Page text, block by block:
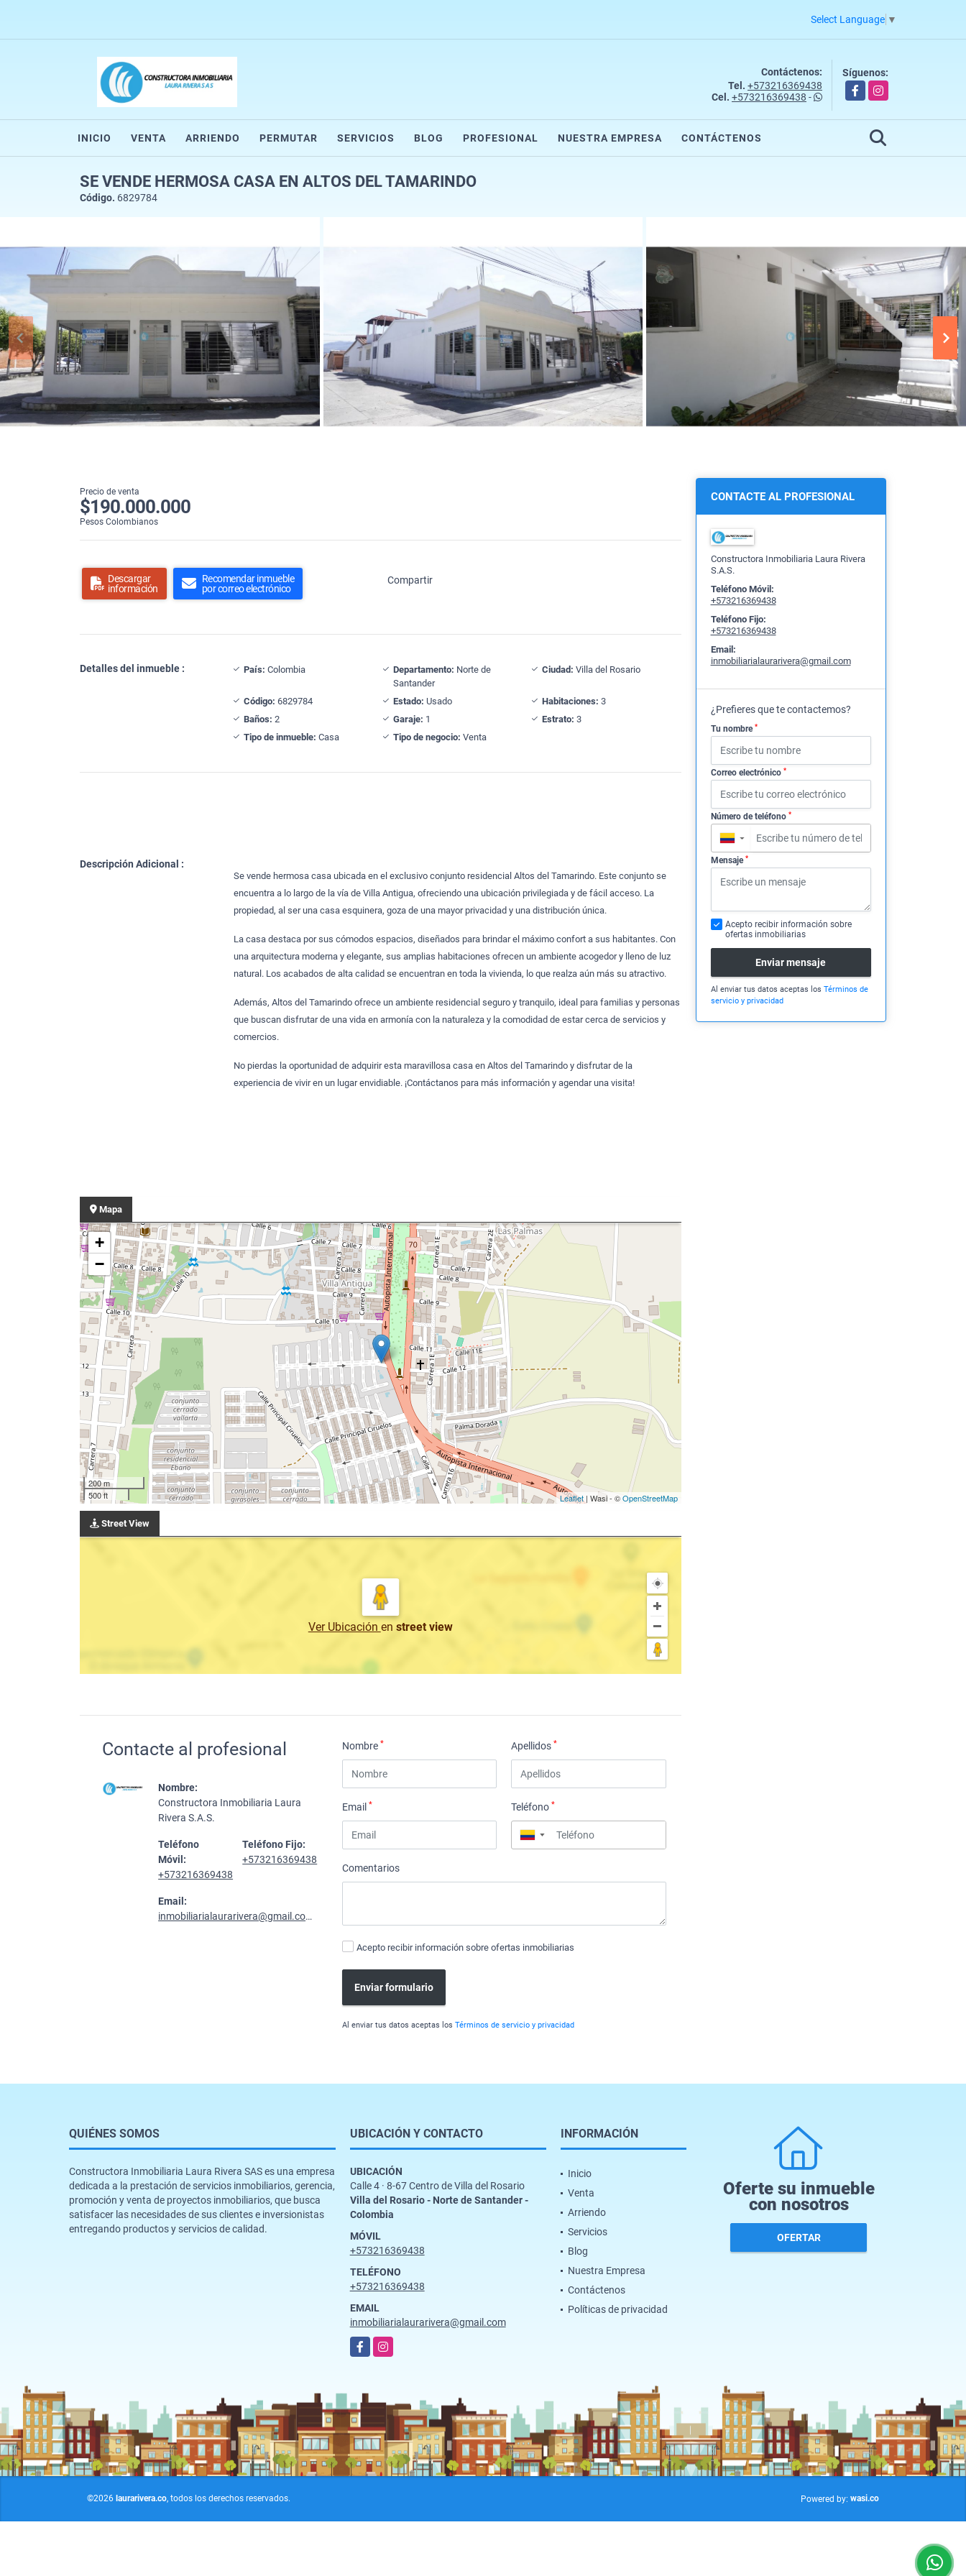
Select Language ▼
Contáctenos:
Tel. +573216369438
Cel. +573216369438 -
Síguenos:
FacebookInstagram
INICIO VENTA ARRIENDO PERMUTAR SERVICIOS BLOG PROFESIONAL NUESTRA EMPRESA CONTÁCTENOS
SE VENDE HERMOSA CASA EN ALTOS DEL TAMARINDO
Código. 6829784
Precio de venta
$190.000.000
Pesos Colombianos
Descargar
información
Recomendar inmueble
por correo electrónico
Compartir
Detalles del inmueble : País: Colombia Departamento: Norte de
Santander
Ciudad: Villa del Rosario
Código: 6829784 Estado: Usado Habitaciones: 3
Baños: 2 Garaje: 1 Estrato: 3
Tipo de inmueble: Casa Tipo de negocio: Venta
Descripción Adicional :
Se vende hermosa casa ubicada en el exclusivo conjunto residencial Altos del Tamarindo. Este conjunto se
encuentra a lo largo de la vía de Villa Antigua, ofreciendo una ubicación privilegiada y de fácil acceso. La
propiedad, al ser una casa esquinera, goza de una mayor privacidad y una distribución única.
La casa destaca por sus cómodos espacios, diseñados para brindar el máximo confort a sus habitantes. Con
una arquitectura moderna y elegante, sus amplias habitaciones ofrecen un ambiente acogedor y lleno de luz
natural. Los acabados de alta calidad se encuentran en toda la vivienda, lo que realza aún más su atractivo.
Además, Altos del Tamarindo ofrece un ambiente residencial seguro y tranquilo, ideal para familias y personas
que buscan disfrutar de una vida en armonía con la naturaleza y la comodidad de estar cerca de servicios y
comercios.
No pierdas la oportunidad de adquirir esta maravillosa casa en Altos del Tamarindo y disfrutar de la
experiencia de vivir en un lugar envidiable. ¡Contáctanos para más información y agendar una visita!
Mapa
+
−
200 m
500 ft
Leaflet| Wasi - ©OpenStreetMap
Street View
Ver Ubicación en street view
Contacte al profesional
Nombre:
Constructora Inmobiliaria Laura
Rivera S.A.S.
Teléfono
Móvil:
+573216369438
Teléfono Fijo:
+573216369438
Email:
inmobiliarialaurarivera@gmail.com
Nombre* Apellidos*
Email* Teléfono*
▼
Comentarios
Acepto recibir información sobre ofertas inmobiliarias
Enviar formulario
Al enviar tus datos aceptas losTérminos de servicio y privacidad
CONTACTE AL PROFESIONAL
Constructora Inmobiliaria Laura Rivera
S.A.S.
Teléfono Móvil:
+573216369438
Teléfono Fijo:
+573216369438
Email:
inmobiliarialaurarivera@gmail.com
¿Prefieres que te contactemos?
Tu nombre *
Correo electrónico *
Número de teléfono *
▼
Mensaje *
Acepto recibir información sobre
ofertas inmobiliarias
Enviar mensaje
Al enviar tus datos aceptas los Términos de
servicio y privacidad
QUIÉNES SOMOS
Constructora Inmobiliaria Laura Rivera SAS es una empresa
dedicada a la prestación de servicios inmobiliarios, gerencia,
promoción y venta de proyectos inmobiliarios, que busca
satisfacer las necesidades de sus clientes e inversionistas
entregando productos y servicios de calidad.
UBICACIÓN Y CONTACTO
UBICACIÓN
Calle 4 · 8-67 Centro de Villa del Rosario
Villa del Rosario - Norte de Santander -
Colombia
MÓVIL
+573216369438
TELÉFONO
+573216369438
EMAIL
inmobiliarialaurarivera@gmail.com
FacebookInstagram
INFORMACIÓN
Inicio
Venta
Arriendo
Servicios
Blog
Nuestra Empresa
Contáctenos
Políticas de privacidad
Oferte su inmueble
con nosotros
OFERTAR
©2026 laurarivera.co, todos los derechos reservados. Powered by: wasi.co